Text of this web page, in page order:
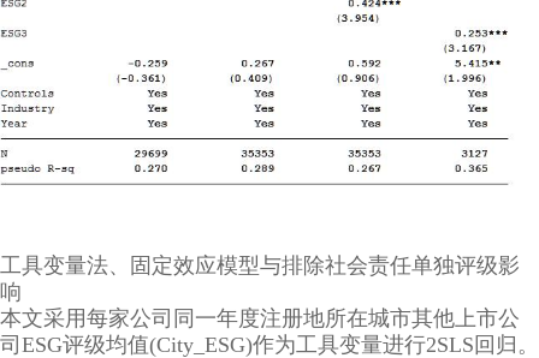
工具变量法、固定效应模型与排除社会责任单独评级影
响
本文采用每家公司同一年度注册地所在城市其他上市公
司 ESG评级均值(City_ESG)作为工具变量进行2SLS 回归。